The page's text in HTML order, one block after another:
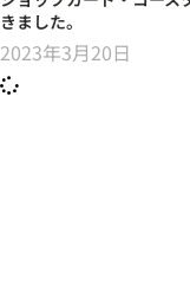
きました。
2023年3月20日